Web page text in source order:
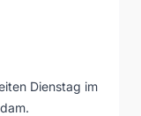
Dienstag im